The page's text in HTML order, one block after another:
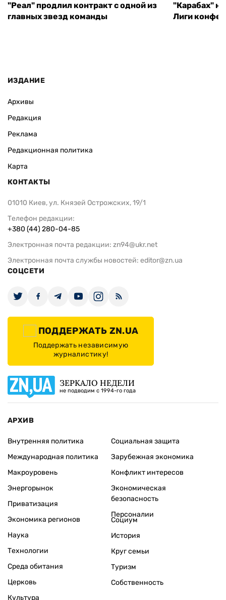
"Реал" продлил контракт с одной из
главных звезд команды
"Карабах"
Лиги
ИЗДАНИЕ
Архивы
Редакция
Реклама
Редакционная политика
Карта
КОНТАКТЫ
01010 Киев, ул. Князей Острожских, 19/1
Телефон редакции:
+380 (44) 280-04-85
Электронная почта редакции: zn94@ukr.net
Электронная почта службы новостей: editor@zn.ua
СОЦСЕТИ
ПОДДЕРЖАТЬ ZN.UA
Поддержать независимую
журналистику!
ЗЕРКАЛО НЕДЕЛИ
не подводим с 1994-го года
АРХИВ
Внутренняя политика
Международная политика
Макроуровень
Энергорынок
Приватизация
Экономика регионов
Социальная защита
Зарубежная экономика
Конфликт интересов
Экономическая
безопасность
Персоналии
Наука
Технологии
Среда обитания
Церковь
Культура
Социум
История
Круг семьи
Туризм
Собственность